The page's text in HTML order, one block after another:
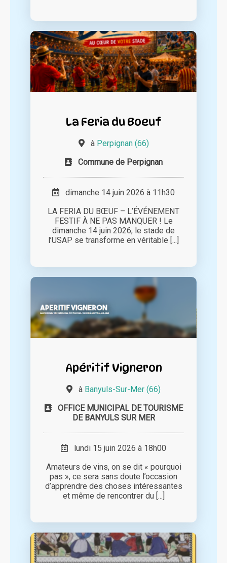
La Feria du Boeuf
à Perpignan (66)
Commune de Perpignan
dimanche 14 juin 2026 à 11h30
LA FERIA DU BŒUF – L’ÉVÉNEMENT
FESTIF À NE PAS MANQUER ! Le
dimanche 14 juin 2026, le stade de
l’USAP se transforme en véritable [...]
Apéritif Vigneron
à Banyuls-Sur-Mer (66)
OFFICE MUNICIPAL DE TOURISME
DE BANYULS SUR MER
lundi 15 juin 2026 à 18h00
Amateurs de vins, on se dit « pourquoi
pas », ce sera sans doute l’occasion
d’apprendre des choses intéressantes
et même de rencontrer du [...]